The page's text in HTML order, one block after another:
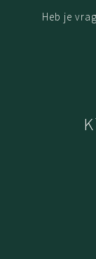
Heb je